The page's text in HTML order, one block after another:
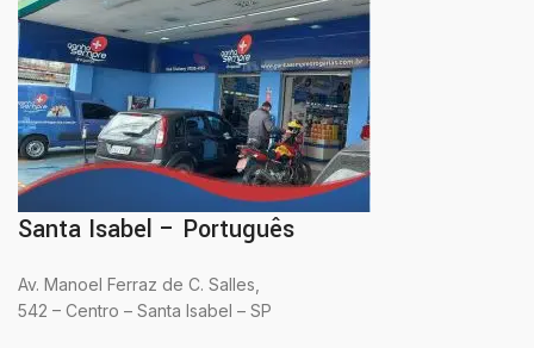
Santa Isabel – Português
Av. Manoel Ferraz de C. Salles,
542 – Centro – Santa Isabel – SP